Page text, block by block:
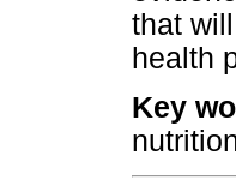
that
health
Key